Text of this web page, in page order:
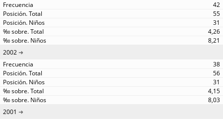
42
55
31
4,26
8,21
2002
38
56
31
4,15
8,03
2001